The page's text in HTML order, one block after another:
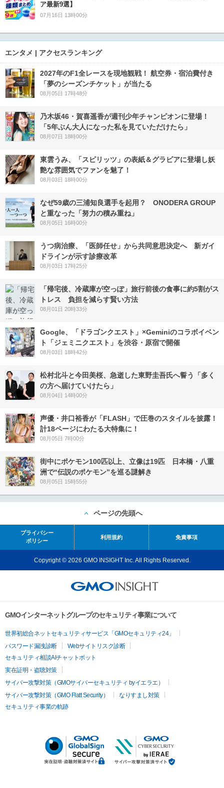
ア最新9選】
07月16日 13時00分
エンタメ | アクセスランキング
2027年のF1全レースを現地観戦！ 航空券・宿泊費付き
「夢のシーズンチケット」が当たる
08月05日 17時48分
乃木坂46・賀喜遥香が週刊少年チャンピオンに登場！
「5年ぶん大人になった私を見ていただけたら」
08月07日 18時00分
東雲うみ、「スピリッツ」の表紙＆グラビアに登場し妖
艶な雰囲気でファンを魅了！
08月03日 18時00分
なぜ59歳の三浦知良選手を起用？ ONODERA GROUP
と重なった「努力の積み重ね」
08月05日 16時00分
うつ病治療、「医師任せ」から共同意思決定へ 新ガイ
ドラインが示す診療改革
08月03日 17時25分
「帰宅後、冷蔵庫が空っぽ」旅行前後の食事に約5割がス
トレス 負担を減らす賢い方法
08月01日 20時33分
Google、「ドラゴンクエスト」×Geminiのコラボイベン
ト「ジェミニクエスト」を渋谷・原宿で開催
08月03日 18時42分
松村北斗と今田美桜、急逝した東野圭吾氏へ誓う「多く
の方へ届けていけたら」
08月04日 14時00分
声優・井口裕香が「FLASH」で圧巻のスタイルを披露！
計18ページにわたる大特集に！
08月05日 7時00分
街中にポケモン100匹以上、立像は19匹 日本橋・八重
洲で“伝説のポケモン”を巡る謎解き
08月05日 15時55分
ページの先頭へ
プライバシー
ポリシー
利用規約 免責事項
Copyright © 2026 GMO INSIGHT Inc. All Rights Reserved.
GMOインターネットグループのセキュリティ事業について
世界初総合ネットセキュリティサービス「GMOセキュリティ24」
パスワード漏洩診断
Webサイトリスク診断
セキュリティ相談AIチャットボット
実在証明・盗聴対策
サイバー攻撃対策（GMOサイバーセキュリティ byイエラエ）
サイバー攻撃対策（GMO Flatt Security）
なりすまし対策
セキュリティ事業の軌跡